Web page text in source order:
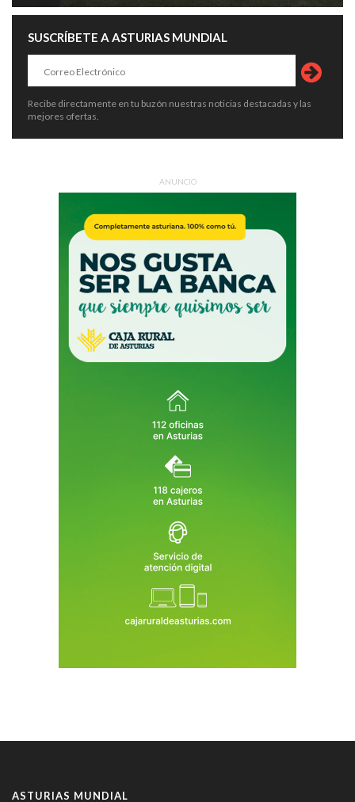
SUSCRÍBETE A ASTURIAS MUNDIAL
Recibe directamente en tu buzón nuestras noticias destacadas y las
mejores ofertas.
ANUNCIO
ASTURIAS MUNDIAL